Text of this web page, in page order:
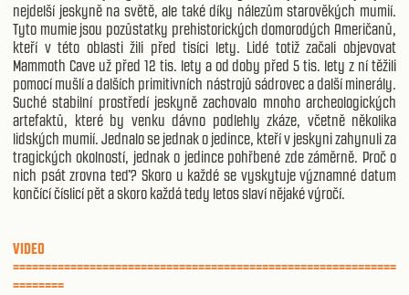
nejdelší jeskyně na světě, ale také díky nálezům starověkých mumií.
Tyto mumie jsou pozůstatky prehistorických domorodých Američanů,
kteří v této oblasti žili před tisíci lety. Lidé totiž začali objevovat
Mammoth Cave už před 12 tis. lety a od doby před 5 tis. lety z ní těžili
pomocí mušlí a dalších primitivních nástrojů sádrovec a další minerály.
Suché stabilní prostředí jeskyně zachovalo mnoho archeologických
artefaktů, které by venku dávno podlehly zkáze, včetně několika
lidských mumií. Jednalo se jednak o jedince, kteří v jeskyni zahynuli za
tragických okolností, jednak o jedince pohřbené zde záměrně. Proč o
nich psát zrovna teď? Skoro u každé se vyskytuje významné datum
končící číslicí pět a skoro každá tedy letos slaví nějaké výročí.
VIDEO
============================================================
========